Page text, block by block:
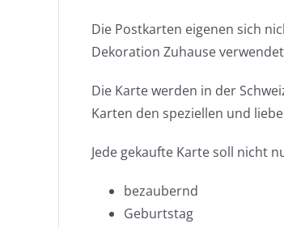
Die Postkarten eigenen sich
Dekoration Zuhause
Die Karte werden in der
Karten den speziellen und
Jede gekaufte Karte soll nicht
bezaubernd
Geburtstag